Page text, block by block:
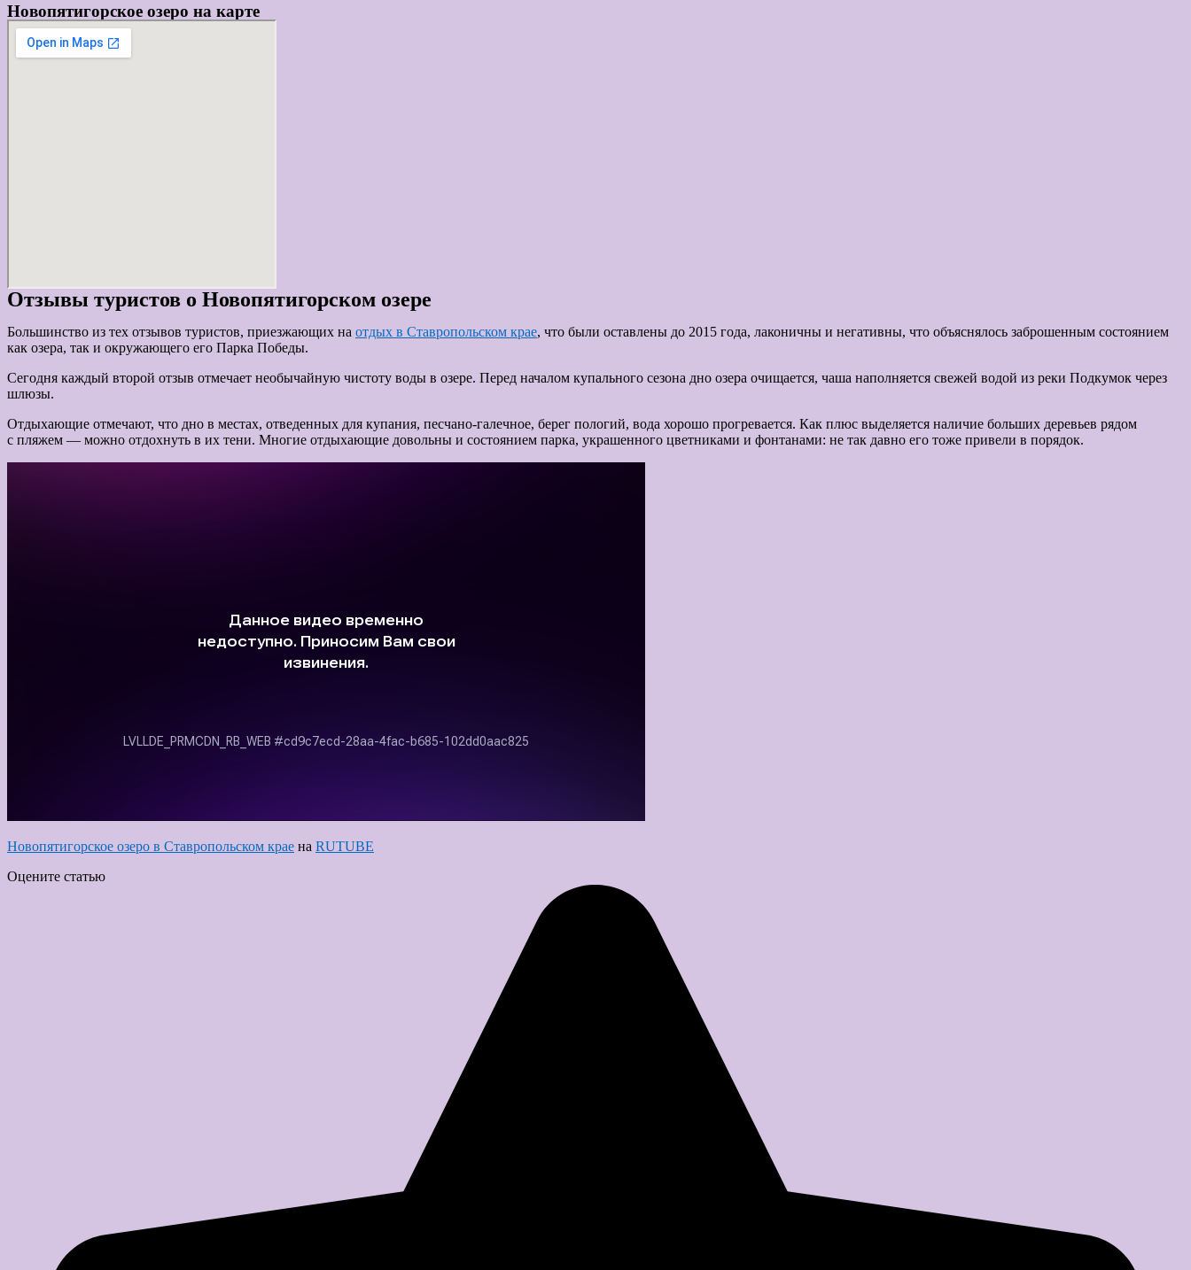
Новопятигорское озеро на карте
Отзывы туристов о Новопятигорском озере
Большинство из тех отзывов туристов, приезжающих на отдых в Ставропольском крае, что были оставлены до 2015 года, лаконичны и негативны, что объяснялось заброшенным состоянием
как озера, так и окружающего его Парка Победы.
Сегодня каждый второй отзыв отмечает необычайную чистоту воды в озере. Перед началом купального сезона дно озера очищается, чаша наполняется свежей водой из реки Подкумок через
шлюзы.
Отдыхающие отмечают, что дно в местах, отведенных для купания, песчано-галечное, берег пологий, вода хорошо прогревается. Как плюс выделяется наличие больших деревьев рядом
с пляжем — можно отдохнуть в их тени. Многие отдыхающие довольны и состоянием парка, украшенного цветниками и фонтанами: не так давно его тоже привели в порядок.
Новопятигорское озеро в Ставропольском крае на RUTUBE
Оцените статью